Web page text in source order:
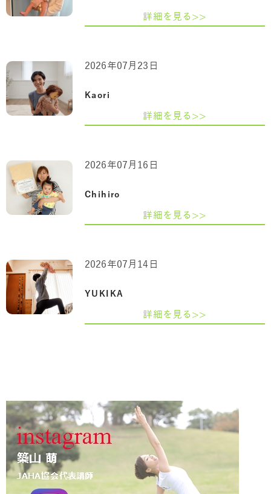
詳細を見る>>
Kaori
2026年07月23日
詳細を見る>>
Chihiro
2026年07月16日
詳細を見る>>
YUKIKA
2026年07月14日
詳細を見る>>